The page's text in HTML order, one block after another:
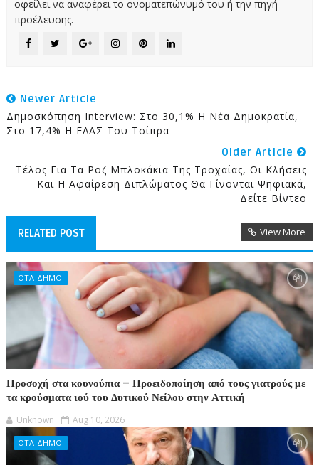
οφείλει να αναφέρει το ονοματεπώνυμό του ή την πηγή
προέλευσης.
Newer Article
Δημοσκόπηση Interview: Στο 30,1% Η Νέα Δημοκρατία,
Στο 17,4% Η ΕΛΑΣ Του Τσίπρα
Older Article
Τέλος Για Τα Ροζ Μπλοκάκια Της Τροχαίας, Οι Κλήσεις
Και Η Αφαίρεση Διπλώματος Θα Γίνονται Ψηφιακά,
Δείτε Βίντεο
RELATED POST View More
ΟΤΑ-ΔΗΜΟΙ
Προσοχή στα κουνούπια – Προειδοποίηση από τους γιατρούς με
τα κρούσματα ιού του Δυτικού Νείλου στην Αττική
Unknown Aug 10, 2026
ΟΤΑ-ΔΗΜΟΙ